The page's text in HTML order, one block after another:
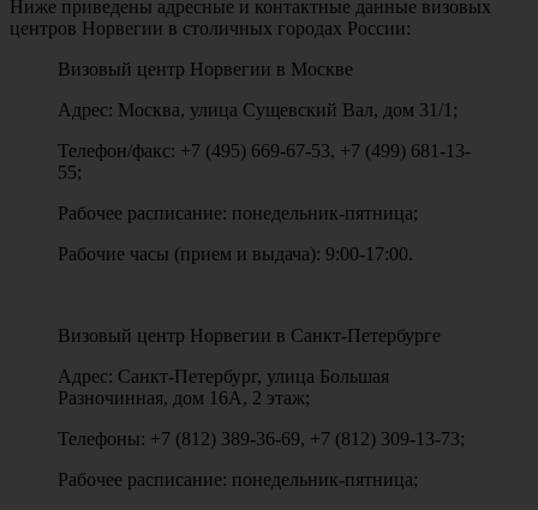
Ниже приведены адресные и контактные данные визовых
центров Норвегии в столичных городах России:
Визовый центр Норвегии в Москве
Адрес: Москва, улица Сущевский Вал, дом 31/1;
Телефон/факс: +7 (495) 669-67-53, +7 (499) 681-13-
55;
Рабочее расписание: понедельник-пятница;
Рабочие часы (прием и выдача): 9:00-17:00.
Визовый центр Норвегии в Санкт-Петербурге
Адрес: Санкт-Петербург, улица Большая
Разночинная, дом 16А, 2 этаж;
Телефоны: +7 (812) 389-36-69, +7 (812) 309-13-73;
Рабочее расписание: понедельник-пятница;